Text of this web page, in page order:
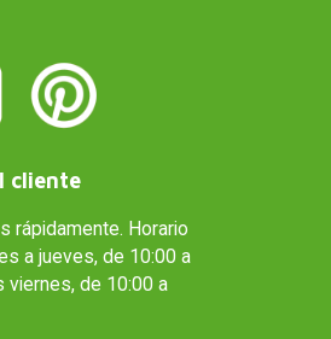
cliente
rápidamente. Horario
a jueves, de 10:00 a
viernes, de 10:00 a